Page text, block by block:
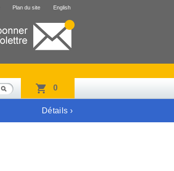
Plan du site English
0
Détails ›